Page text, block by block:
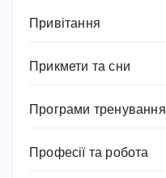
Привітання
Прикмети та сни
Програми тренування
Професії та робота